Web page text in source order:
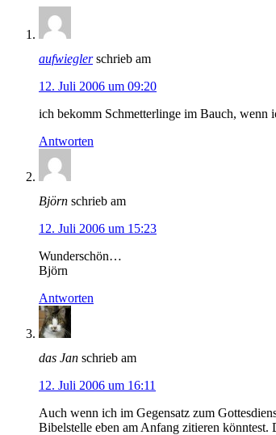
aufwiegler schrieb am
12. Juli 2006 um 09:20
ich bekomm Schmetterlinge im Bauch, wenn
Antworten
Björn schrieb am
12. Juli 2006 um 15:23
Wunderschön…
Björn
Antworten
das Jan schrieb am
12. Juli 2006 um 16:11
Auch wenn ich im Gegensatz zum
Bibelstelle eben am Anfang zitieren